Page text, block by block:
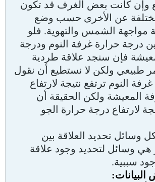
وإن كانت بعض الغرف قد تكون
عن الأخرى حسب وضع
مواجهة الشمس والتهوية. فلو
درجة حرارة غرفة النوم ودرجة
فإن سنجد علاقة طردية
طبيعي ولكن لا نستطيع أن نقول
النوم ترتفع نتيجة لارتفاع
المعيشة ولكن الحقيقة أن
لارتفاع درجة حرارة الجو
وسائل تحديد العلاقة بين
هي وسائل لتحديد وجود علاقة
سببية.
البيانات: